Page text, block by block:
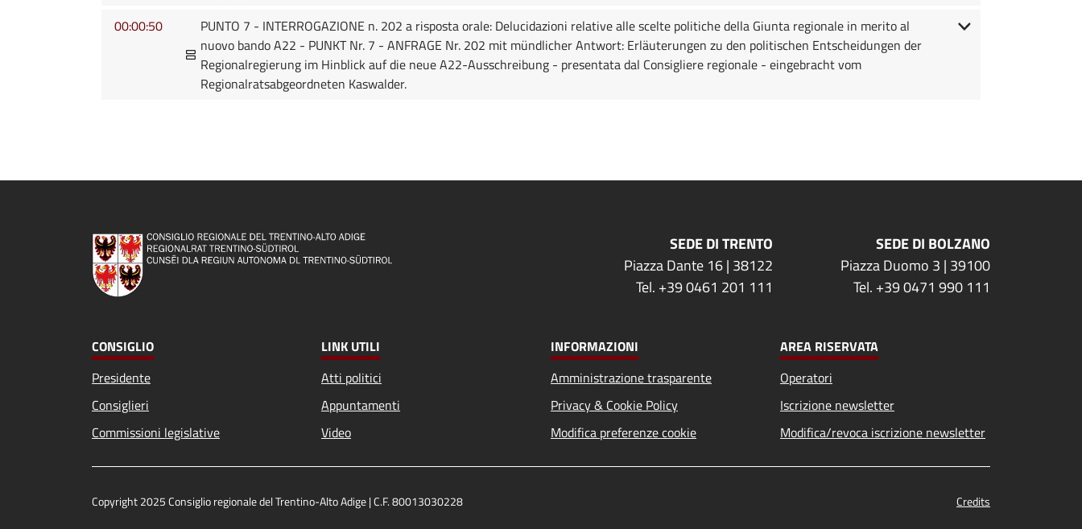
00:00:50
PUNTO 7 - INTERROGAZIONE n. 202 a risposta orale: Delucidazioni relative alle scelte politiche della Giunta regionale in merito al
nuovo bando A22 - PUNKT Nr. 7 - ANFRAGE Nr. 202 mit mündlicher Antwort: Erläuterungen zu den politischen Entscheidungen der
Regionalregierung im Hinblick auf die neue A22-Ausschreibung - presentata dal Consigliere regionale - eingebracht vom
Regionalratsabgeordneten Kaswalder.
SEDE DI TRENTO
Piazza Dante 16 | 38122
Tel. +39 0461 201 111
SEDE DI BOLZANO
Piazza Duomo 3 | 39100
Tel. +39 0471 990 111
CONSIGLIO
Presidente
Consiglieri
Commissioni legislative
LINK UTILI
Atti politici
Appuntamenti
Video
INFORMAZIONI
Amministrazione trasparente
Privacy & Cookie Policy
Modifica preferenze cookie
AREA RISERVATA
Operatori
Iscrizione newsletter
Modifica/revoca iscrizione newsletter
Copyright 2025 Consiglio regionale del Trentino-Alto Adige | C.F. 80013030228 Credits